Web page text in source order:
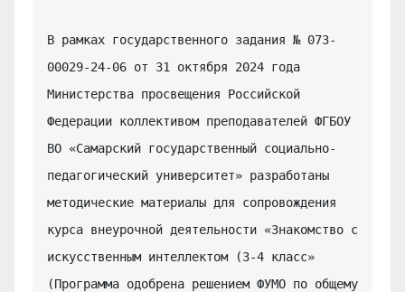
В рамках государственного задания № 073-
00029-24-06 от 31 октября 2024 года
Министерства просвещения Российской
Федерации коллективом преподавателей ФГБОУ
ВО «Самарский государственный социально-
педагогический университет» разработаны
методические материалы для сопровождения
курса внеурочной деятельности «Знакомство с
искусственным интеллектом (3-4 класс»
(Программа одобрена решением ФУМО по общему